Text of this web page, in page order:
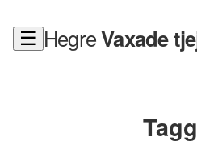
☰ HegreVaxade